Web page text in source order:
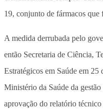
19, conjunto de fármacos
A medida derrubada pelo
então Secretaria de Ciência,
Estratégicos em Saúde em
Ministério da Saúde da
aprovação do relatório